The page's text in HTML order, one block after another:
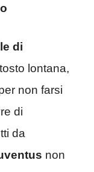
di
lontana,
non farsi
di
da
non